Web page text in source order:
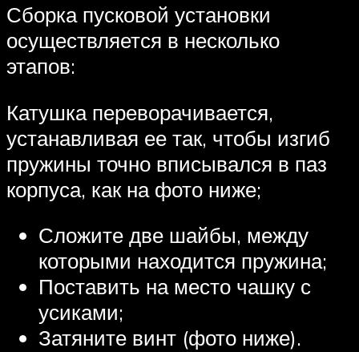
Сборка пусковой установки
осуществляется в несколько
этапов:
Катушка переворачивается,
устанавливая ее так, чтобы изгиб
пружины точно вписывался в паз
корпуса, как на фото ниже;
Сложите две шайбы, между
которыми находится пружина;
Поставить на место чашку с
усиками;
Затяните винт (фото ниже).